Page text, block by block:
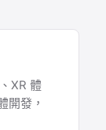
XR 體
開發，